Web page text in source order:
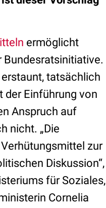
ermöglicht
tatsächlich
der Einführung von
Anspruch auf
nicht. „Die
zur
Diskussion“,
für Soziales,
Cornelia